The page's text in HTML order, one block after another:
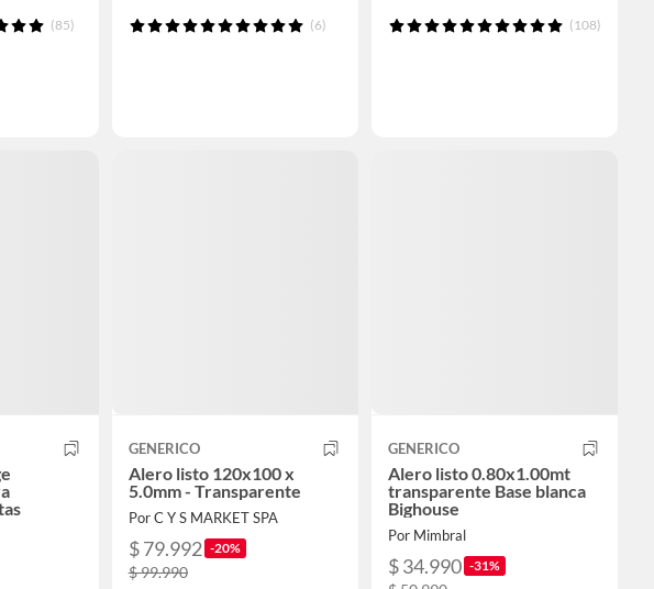
(85) (6) (108)
GENERICO
Alero listo 120x100 x
5.0mm - Transparente
Por C Y S MARKET SPA
$ 79.992 -20%
$ 99.990
GENERICO
Alero listo 0.80x1.00mt
transparente Base blanca
Bighouse
Por Mimbral
$ 34.990 -31%